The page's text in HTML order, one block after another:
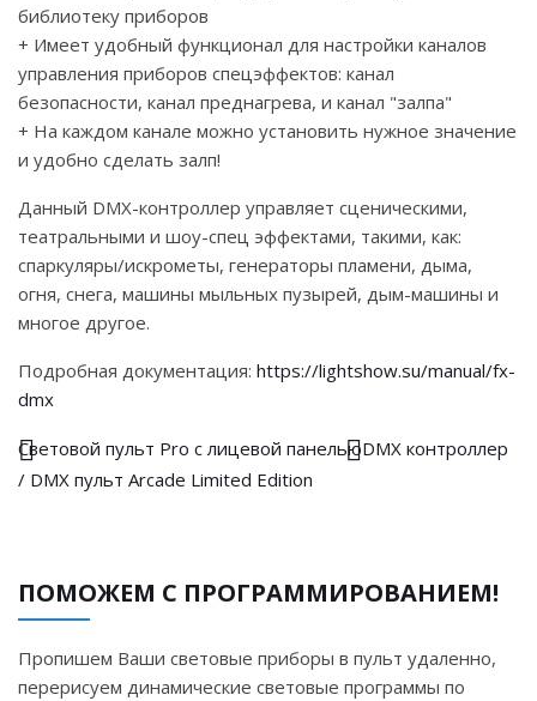
библиотеку приборов
+ Имеет удобный функционал для настройки каналов
управления приборов спецэффектов: канал
безопасности, канал преднагрева, и канал "залпа"
+ На каждом канале можно установить нужное значение
и удобно сделать залп!
Данный DMX-контроллер управляет сценическими,
театральными и шоу-спец эффектами, такими, как:
спаркуляры/искрометы, генераторы пламени, дыма,
огня, снега, машины мыльных пузырей, дым-машины и
многое другое.
Подробная документация: https://lightshow.su/manual/fx-
dmx
Световой пульт Pro с лицевой панельюDMX контроллер
/ DMX пульт Arcade Limited Edition
ПОМОЖЕМ С ПРОГРАММИРОВАНИЕМ!
Пропишем Ваши световые приборы в пульт удаленно,
перерисуем динамические световые программы по